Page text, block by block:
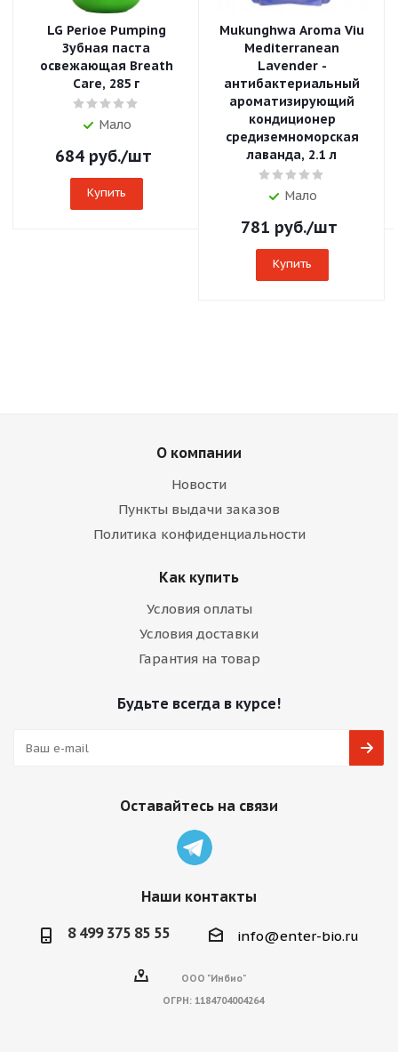
LG Perioe Pumping
Зубная паста
освежающая Breath
Care, 285 г
Мало
684руб./шт
Купить
Mukunghwa Aroma Viu
Mediterranean
Lavender -
антибактериальный
ароматизирующий
кондиционер
средиземноморская
лаванда, 2.1 л
Мало
781 руб./шт
Купить
О компании
Новости
Пункты выдачи заказов
Политика конфиденциальности
Как купить
Условия оплаты
Условия доставки
Гарантия на товар
Будьте всегда в курсе!
Оставайтесь на связи
Наши контакты
8 499 375 85 55 info@enter-bio.ru
ООО "Инбио"
ОГРН: 1184704004264